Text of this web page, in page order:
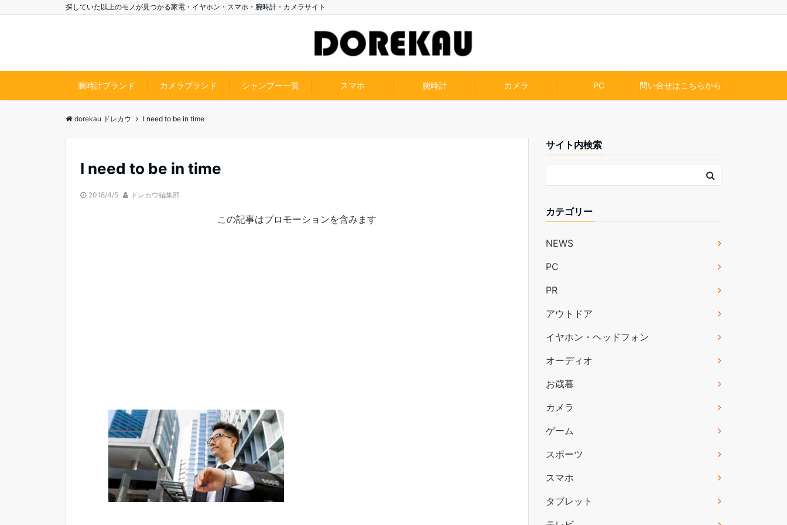
探していた以上のモノが見つかる家電・イヤホン・スマホ・腕時計・カメラサイト
腕時計ブランド カメラブランド シャンプー一覧 スマホ 腕時計 カメラ PC 問い合せはこちらから
dorekau ドレカウ I need to be in time
I need to be in time
2018/4/5 ドレカウ編集部
この記事はプロモーションを含みます
サイト内検索
カテゴリー
NEWS
PC
PR
アウトドア
イヤホン・ヘッドフォン
オーディオ
お歳暮
カメラ
ゲーム
スポーツ
スマホ
タブレット